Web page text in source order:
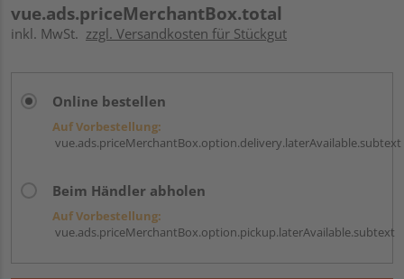
vue.ads.priceMerchantBox.total
inkl. MwSt. zzgl. Versandkosten für Stückgut
Online bestellen
Auf Vorbestellung:
vue.ads.priceMerchantBox.option.delivery.laterAvailable.subtext
Beim Händler abholen
Auf Vorbestellung:
vue.ads.priceMerchantBox.option.pickup.laterAvailable.subtext